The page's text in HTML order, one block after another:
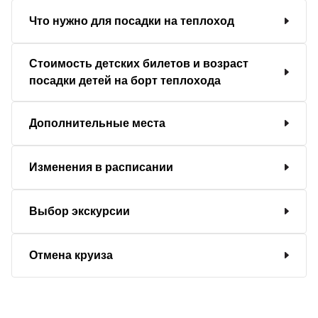
Что нужно для посадки на теплоход
Стоимость детских билетов и возраст
посадки детей на борт теплохода
Дополнительные места
Изменения в расписании
Выбор экскурсии
Отмена круиза